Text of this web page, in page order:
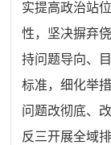
实提高政治站
性，坚决摒弃
持问题导向、
标准，细化举
问题改彻底、
反三开展全域